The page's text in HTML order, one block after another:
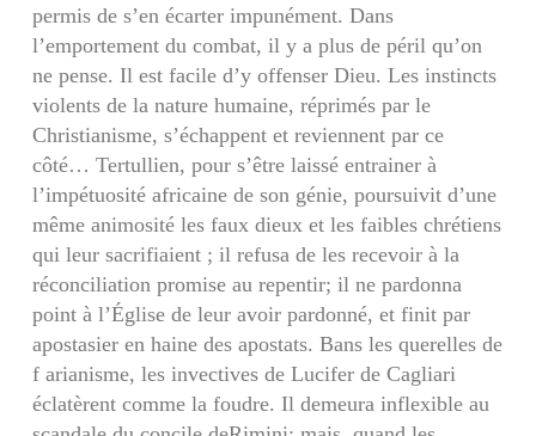
permis de s’en écarter impunément. Dans
l’emportement du combat, il y a plus de péril qu’on
ne pense. Il est facile d’y offenser Dieu. Les instincts
violents de la nature humaine, réprimés par le
Christianisme, s’échappent et reviennent par ce
côté… Tertullien, pour s’être laissé entrainer à
l’impétuosité africaine de son génie, pour­suivit d’une
même animosité les faux dieux et les faibles chrétiens
qui leur sacrifiaient ; il refusa de les recevoir à la
réconciliation promise au repentir; il ne pardonna
point à l’Église de leur avoir par­donné, et finit par
apostasier en haine des apos­tats. Bans les querelles de
f arianisme, les invec­tives de Lucifer de Cagliari
éclatèrent comme la foudre. Il demeura inflexible au